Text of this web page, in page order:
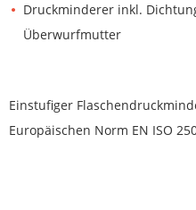
Druckminderer inkl.
Überwurfmutter
Einstufiger
Europäischen Norm EN ISO